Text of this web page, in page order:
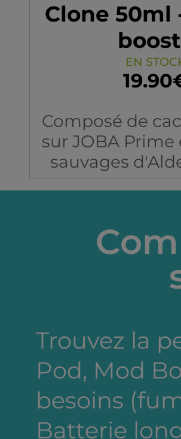
Clone 50ml
EN
Composé de
sur JOBA Prime
sauvages
Centaure, le
Trouvez la
Pod, Mod
besoins
Batterie